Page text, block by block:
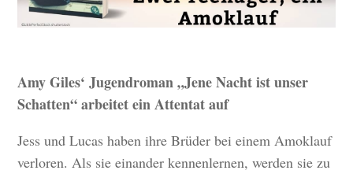
Amy Giles‘ Jugendroman „Jene Nacht ist unser
Schatten“ arbeitet ein Attentat auf
Jess und Lucas haben ihre Brüder bei einem Amoklauf
verloren. Als sie einander kennenlernen, werden sie zu